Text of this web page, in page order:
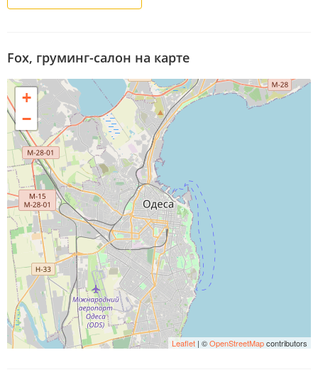
Fox, груминг-салон на карте
+
−
Leaflet | ©OpenStreetMapcontributors